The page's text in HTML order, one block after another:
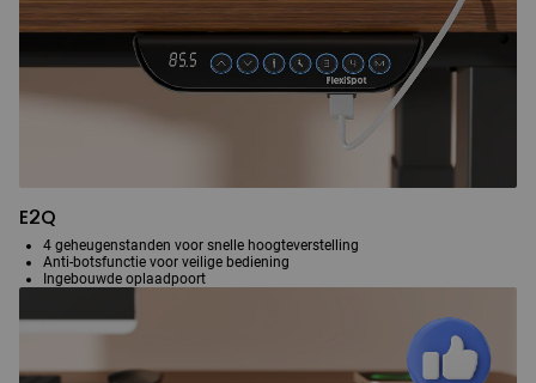
E2Q
4 geheugenstanden voor snelle hoogteverstelling
Anti-botsfunctie voor veilige bediening
Ingebouwde oplaadpoort